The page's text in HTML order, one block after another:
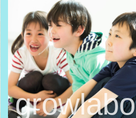
growlabo